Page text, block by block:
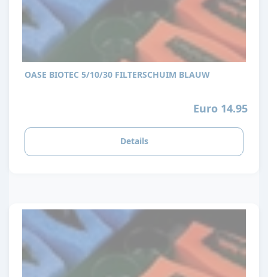
OASE BIOTEC 5/10/30 FILTERSCHUIM BLAUW
Euro 14.95
Details